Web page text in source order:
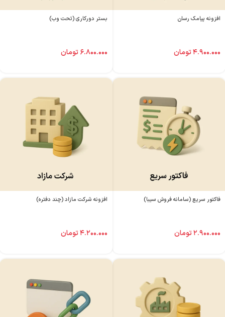
افزونه پیامک رسان
۴.۹۰۰.۰۰۰تومان
بستر دورکاری (تحت وب)
۶.۸۰۰.۰۰۰تومان
فاکتور سریع (سامانه فروش سیبا)
۲.۹۰۰.۰۰۰تومان
افزونه شرکت مازاد (چند دفتره)
۴.۲۰۰.۰۰۰تومان